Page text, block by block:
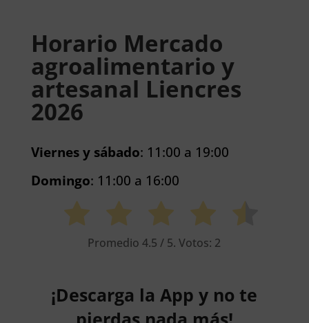
Horario Mercado
agroalimentario y
artesanal Liencres
2026
Viernes y sábado: 11:00 a 19:00
Domingo: 11:00 a 16:00
Promedio4.5 / 5. Votos: 2
¡Descarga la App y no te